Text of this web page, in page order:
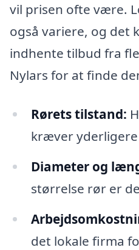
vil prisen ofte være.
også variere, og det
indhente tilbud fra
Nylars for at finde
Rørets tilstand:
kræver
Diameter og
størrelse rør er
det lokale firma